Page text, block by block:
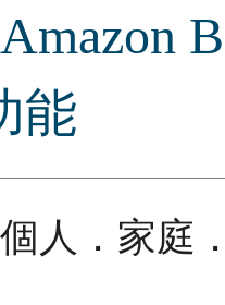
能
個人．家庭